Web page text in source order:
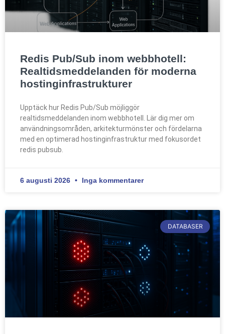
Redis Pub/Sub inom webbhotell:
Realtidsmeddelanden för moderna
hostinginfrastrukturer
Upptäck hur Redis Pub/Sub möjliggör
realtidsmeddelanden inom webbhotell. Lär dig mer om
användningsområden, arkitekturmönster och fördelarna
med en optimerad hostinginfrastruktur med fokusordet
redis pubsub.
6 augusti 2026 Inga kommentarer
DATABASER